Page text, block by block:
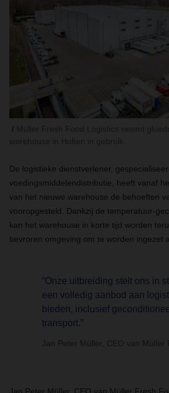
De logistieke dienstverlener,
voedingsmiddelendistributie, heeft vanaf
van het nieuwe warehouse de behoeften
vooropgesteld. Dankzij de temperatuur-
kan het warehouse in korte tijd worden
bevroren omgeving om te worden ingezet
“Onze uitbreiding stelt ons in
een volledig aanbod aan
bieden, inclusief
transport.”
Jan Peter Müller, CEO van Müller